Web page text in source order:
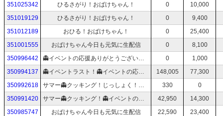
351025342
ひるさがり！おばけちゃん！ 0
10,000
351019129
ひるさがり！おばけちゃん！ 0
9,400
351012189
おひる！おばけちゃん！ 0
25,400
351001555
おばけちゃん今日も元気に生配信 0
8,100
350996442
👻イベントの応援ありがとうございます！おばけちゃん！ 0
1,000
350994137
👻イベントラスト！👻イベントの応援お願いいたします！おばけちゃん！ 148,005
77,300
350992618
サマー👻クッキング！じっしょく！👻イベントの応援お願いいたします！おばけちゃん！ 330
0
350991420
サマー👻クッキング！👻イベントの応援お願いいたします！おばけちゃん！ 42,950
14,300
350985747
おばけちゃん今日も元気に生配信 22,590
23,400